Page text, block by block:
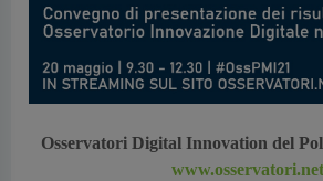
Osservatori Digital Innovation del
www.osservatori.net